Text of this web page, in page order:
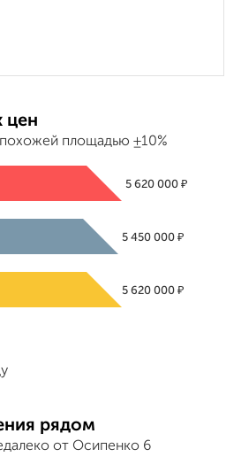
цен
площадью ±10%
5 620 000 ₽
5 450 000 ₽
5 620 000 ₽
рядом
от Осипенко 6